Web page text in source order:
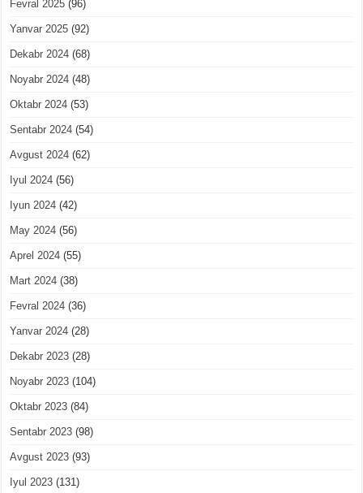
Fevral 2025 (96)
Yanvar 2025 (92)
Dekabr 2024 (68)
Noyabr 2024 (48)
Oktabr 2024 (53)
Sentabr 2024 (54)
Avgust 2024 (62)
Iyul 2024 (56)
Iyun 2024 (42)
May 2024 (56)
Aprel 2024 (55)
Mart 2024 (38)
Fevral 2024 (36)
Yanvar 2024 (28)
Dekabr 2023 (28)
Noyabr 2023 (104)
Oktabr 2023 (84)
Sentabr 2023 (98)
Avgust 2023 (93)
Iyul 2023 (131)